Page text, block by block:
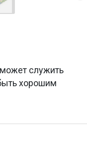
может служить
хорошим